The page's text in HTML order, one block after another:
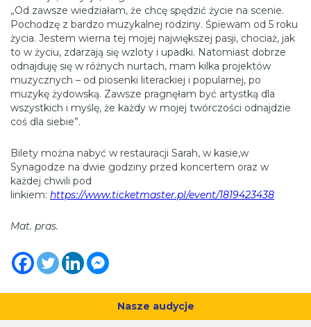
„Od zawsze wiedziałam, że chcę spędzić życie na scenie.
Pochodzę z bardzo muzykalnej rodziny. Śpiewam od 5 roku
życia. Jestem wierna tej mojej największej pasji, chociaż, jak
to w życiu, zdarzają się wzloty i upadki. Natomiast dobrze
odnajduję się w różnych nurtach, mam kilka projektów
muzycznych – od piosenki literackiej i popularnej, po
muzykę żydowską. Zawsze pragnęłam być artystką dla
wszystkich i myślę, że każdy w mojej twórczości odnajdzie
coś dla siebie”.
Bilety można nabyć w restauracji Sarah, w kasie,w
Synagodze na dwie godziny przed koncertem oraz w
każdej chwili pod
linkiem: https://www.ticketmaster.pl/event/1819423438
Mat. pras.
Nasze audycje